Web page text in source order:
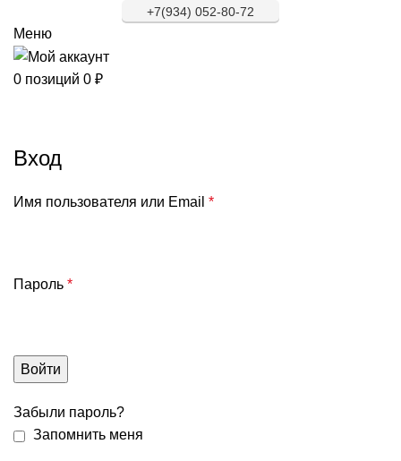
+7(934) 052-80-72
Меню
0 позиций 0 ₽
Вход
Имя пользователя или Email *
Пароль *
Войти
Забыли пароль?
Запомнить меня